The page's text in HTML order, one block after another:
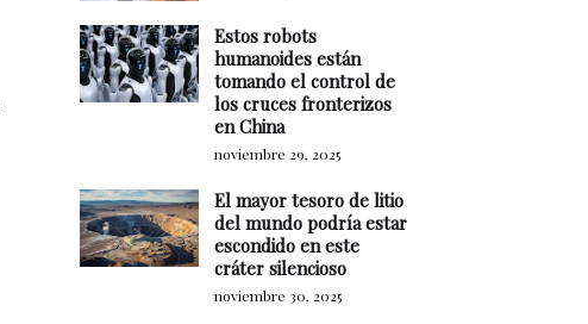
Estos robots
humanoides están
tomando el control de
los cruces fronterizos
en China
noviembre 29, 2025
El mayor tesoro de litio
del mundo podría estar
escondido en este
cráter silencioso
noviembre 30, 2025